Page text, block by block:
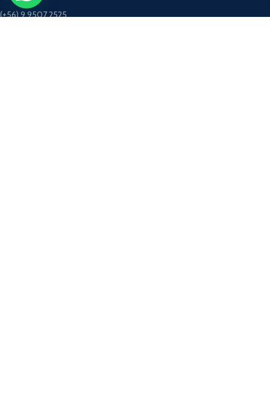
(+56) 9 9507 2525